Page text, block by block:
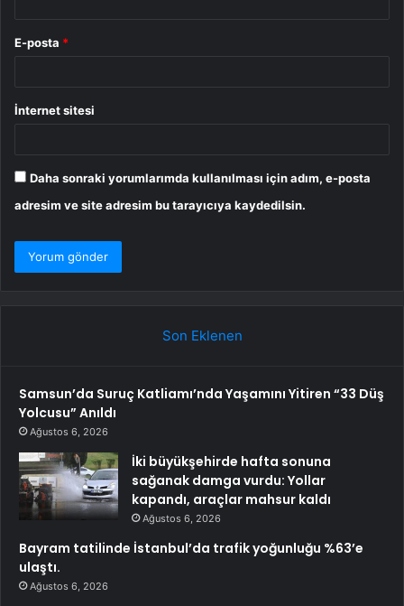
E-posta *
İnternet sitesi
Daha sonraki yorumlarımda kullanılması için adım, e-posta
adresim ve site adresim bu tarayıcıya kaydedilsin.
Son Eklenen
Samsun’da Suruç Katliamı’nda Yaşamını Yitiren “33 Düş
Yolcusu” Anıldı
Ağustos 6, 2026
İki büyükşehirde hafta sonuna
sağanak damga vurdu: Yollar
kapandı, araçlar mahsur kaldı
Ağustos 6, 2026
Bayram tatilinde İstanbul’da trafik yoğunluğu %63’e
ulaştı.
Ağustos 6, 2026